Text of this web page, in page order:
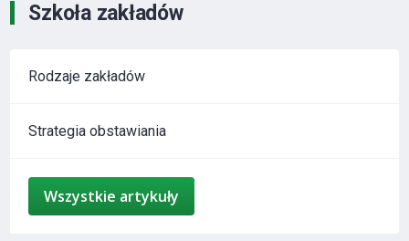
Szkoła zakładów
Rodzaje zakładów
Strategia obstawiania
Wszystkie artykuły